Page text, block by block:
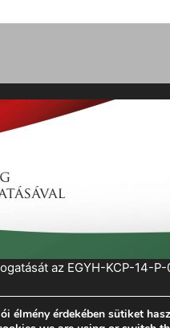
az EGYH-KCP-14-
élmény érdekében sütiket